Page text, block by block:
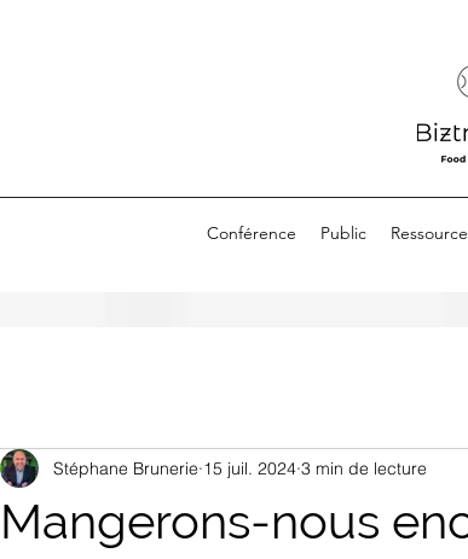
Conférence Public
Mangerons-nous
Stéphane Brunerie 15 juil. 2024 3 min de lecture